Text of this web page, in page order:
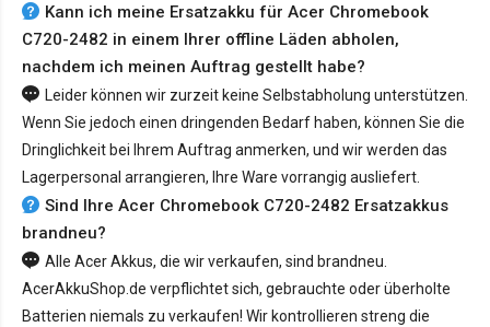
Kann ich meine Ersatzakku für Acer Chromebook
C720-2482 in einem Ihrer offline Läden abholen,
nachdem ich meinen Auftrag gestellt habe?
Leider können wir zurzeit keine Selbstabholung unterstützen.
Wenn Sie jedoch einen dringenden Bedarf haben, können Sie die
Dringlichkeit bei Ihrem Auftrag anmerken, und wir werden das
Lagerpersonal arrangieren, Ihre Ware vorrangig ausliefert.
Sind Ihre Acer Chromebook C720-2482 Ersatzakkus
brandneu?
Alle Acer Akkus, die wir verkaufen, sind brandneu.
AcerAkkuShop.de verpflichtet sich, gebrauchte oder überholte
Batterien niemals zu verkaufen! Wir kontrollieren streng die